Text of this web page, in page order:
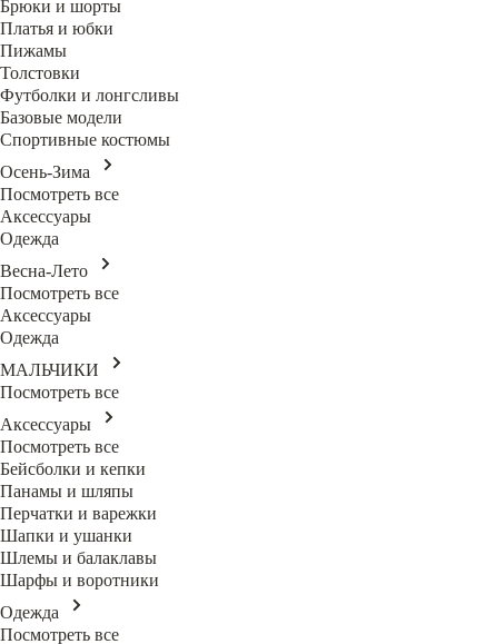
Брюки и шорты
Платья и юбки
Пижамы
Толстовки
Футболки и лонгсливы
Базовые модели
Спортивные костюмы
Осень-Зима
Посмотреть все
Аксессуары
Одежда
Весна-Лето
Посмотреть все
Аксессуары
Одежда
МАЛЬЧИКИ
Посмотреть все
Аксессуары
Посмотреть все
Бейсболки и кепки
Панамы и шляпы
Перчатки и варежки
Шапки и ушанки
Шлемы и балаклавы
Шарфы и воротники
Одежда
Посмотреть все